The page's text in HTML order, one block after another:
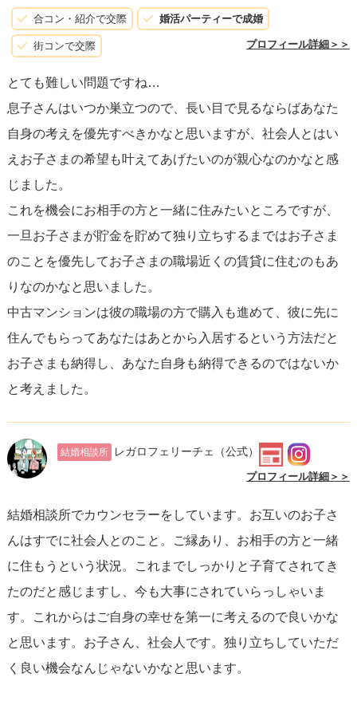
合コン・紹介で交際 婚活パーティーで成婚
街コンで交際 プロフィール詳細＞＞
とても難しい問題ですね…
息子さんはいつか巣立つので、長い目で見るならばあなた
自身の考えを優先すべきかなと思いますが、社会人とはい
えお子さまの希望も叶えてあげたいのが親心なのかなと感
じました。
これを機会にお相手の方と一緒に住みたいところですが、
一旦お子さまが貯金を貯めて独り立ちするまではお子さま
のことを優先してお子さまの職場近くの賃貸に住むのもあ
りなのかなと思いました。
中古マンションは彼の職場の方で購入も進めて、彼に先に
住んでもらってあなたはあとから入居するという方法だと
お子さまも納得し、あなた自身も納得できるのではないか
と考えました。
結婚相談所 レガロフェリーチェ （公式）
プロフィール詳細＞＞
結婚相談所でカウンセラーをしています。お互いのお子さ
んはすでに社会人とのこと。ご縁あり、お相手の方と一緒
に住もうという状況。これまでしっかりと子育てされてき
たのだと感じますし、今も大事にされていらっしゃいま
す。これからはご自身の幸せを第一に考えるので良いかな
と思います。お子さん、社会人です。独り立ちしていただ
く良い機会なんじゃないかなと思います。